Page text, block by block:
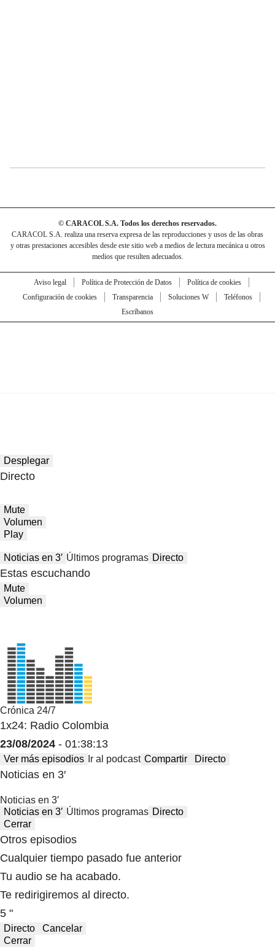
© CARACOL S.A. Todos los derechos reservados.
CARACOL S.A. realiza una reserva expresa de las reproducciones y usos de las obras
y otras prestaciones accesibles desde este sitio web a medios de lectura mecánica u otros
medios que resulten adecuados.
Aviso legal Política de Protección de Datos
Política de cookies
Configuración de cookies
Transparencia Soluciones W
Teléfonos
Escríbanos
Desplegar
Directo
Mute
Volumen
Play
Noticias en 3′ Últimos programas Directo
Estas escuchando
Mute
Volumen
Crónica 24/7
1x24: Radio Colombia
23/08/2024 - 01:38:13
Ver más episodios Ir al podcast Compartir Directo
Noticias en 3′
Noticias en 3′
Noticias en 3′ Últimos programas Directo
Cerrar
Otros episodios
Cualquier tiempo pasado fue anterior
Tu audio se ha acabado.
Te redirigiremos al directo.
5 "
Directo
Cancelar
Cerrar